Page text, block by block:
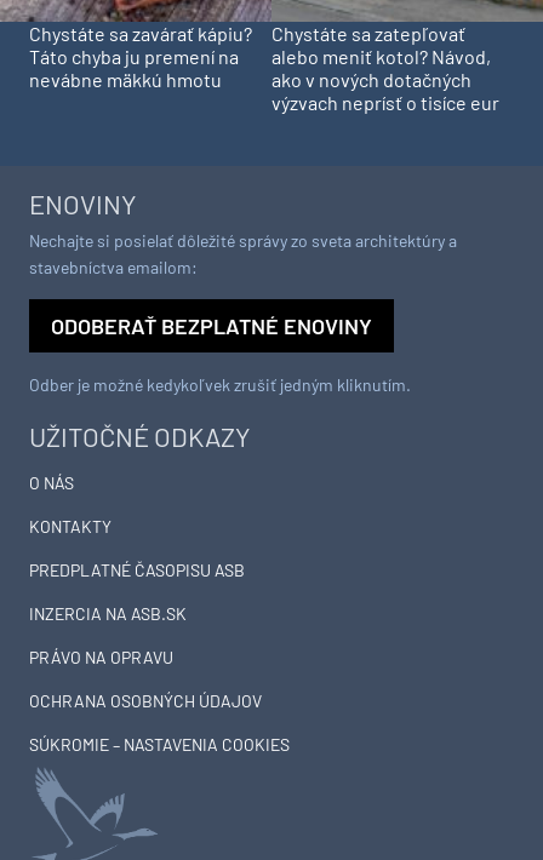
Chystáte sa zavárať kápiu?
Táto chyba ju premení na
nevábne mäkkú hmotu
Chystáte sa zatepľovať
alebo meniť kotol? Návod,
ako v nových dotačných
výzvach neprísť o tisíce eur
UŽITOČNÉ ODKAZY
O NÁS
KONTAKTY
PREDPLATNÉ ČASOPISU ASB
INZERCIA NA ASB.SK
PRÁVO NA OPRAVU
OCHRANA OSOBNÝCH ÚDAJOV
SÚKROMIE – NASTAVENIA COOKIES
ENOVINY
Nechajte si posielať dôležité správy zo sveta architektúry a
stavebníctva emailom:
ODOBERAŤ BEZPLATNÉ ENOVINY
Odber je možné kedykoľvek zrušiť jedným kliknutím.